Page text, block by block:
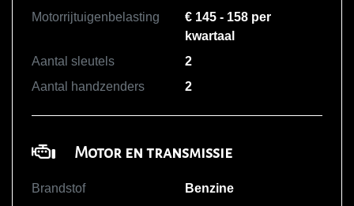
Motorrijtuigenbelasting
€ 145 - 158 per
kwartaal
Aantal sleutels
2
Aantal handzenders
2
Motor en transmissie
Brandstof
Benzine